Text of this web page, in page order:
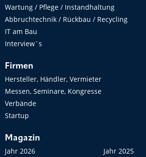
Wartung / Pflege / Instandhaltung
Abbruchtechnik / Rückbau / Recycling
IT am Bau
Interview´s
Firmen
Hersteller, Händler, Vermieter
Messen, Seminare, Kongresse
Verbände
Startup
Magazin
Jahr 2026
Jahr 2025